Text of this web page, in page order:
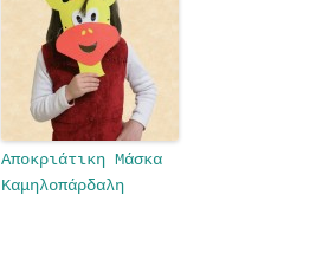
Αποκριάτικη Μάσκα
Καμηλοπάρδαλη